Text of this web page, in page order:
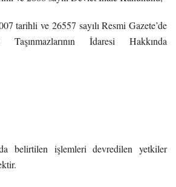
tarihli ve 26557 sayılı Resmi Gazete’de
Taşınmazlarının İdaresi Hakkında
belirtilen işlemleri devredilen yetkiler